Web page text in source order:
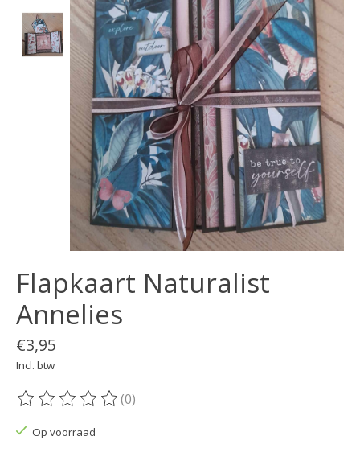
Flapkaart Naturalist
Annelies
€3,95
Incl. btw
De beoordeling van dit product is
(0)
Op voorraad